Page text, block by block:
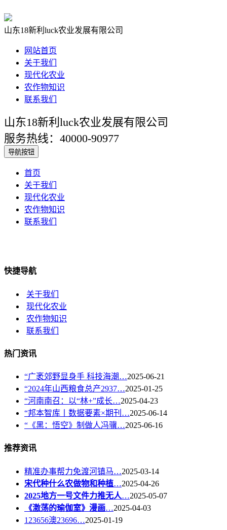
山东18新利luck农业发展有限公司
网站首页
关于我们
现代化农业
农作物知识
联系我们
山东18新利luck农业发展有限公司
服务热线：40000-90977
导航按钮
首页
关于我们
现代化农业
农作物知识
联系我们
快捷导航
关于我们
现代化农业
农作物知识
联系我们
热门资讯
“广袤郊野显身手 科技海潮…2025-06-21
“2024年山西粮食总产2937…2025-01-25
“河南南召：以“林+”成长…2025-04-23
“邦本智库丨数据要素×期刊…2025-06-14
“《黑：悟空》制做人冯骥…2025-06-16
推荐资讯
精准办事帮力免渡河镇马…2025-03-14
宋代种什么农做物和种植…2025-04-26
2025地方一号文件力推无人…2025-05-07
《激荡的瑜伽室》漫画…2025-04-03
123656澳23696…2025-01-19